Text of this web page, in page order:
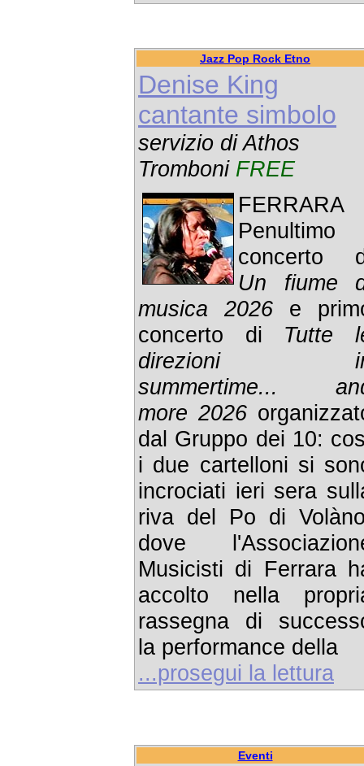
Jazz Pop Rock Etno
Denise King
cantante simbolo
servizio di Athos
Tromboni FREE
FERRARA
Penultimo
concerto
Un fiume
musica 2026 e
concerto di Tutte
direzioni
summertime...
more 2026
dal Gruppo dei 10:
i due cartelloni si
incrociati ieri sera
riva del Po di
dove
Musicisti di Ferrara
accolto nella
rassegna di
la performance della
...prosegui la lettura
Eventi